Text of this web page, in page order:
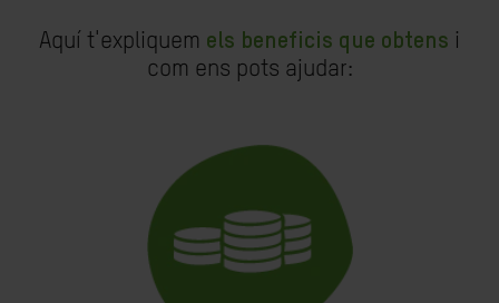
Aquí t'expliquem els beneficis que obtens i
com ens pots ajudar: